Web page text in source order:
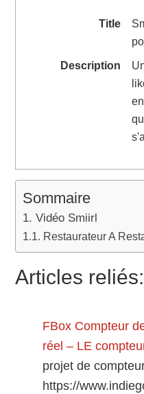
Title
Description
Sommaire
Vidéo Smiirl
Restaurateur A
Articles reliés:
FBox Compteur
réel – LE
projet de
https://